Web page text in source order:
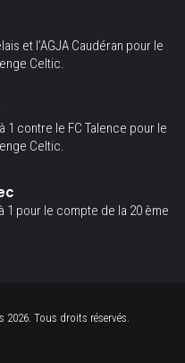
et l’AGJA Caudéran pour le
Celtic.
1 contre le FC Talence pour le
Celtic.
1 pour le compte de la 20 ème
Tous droits réservés.